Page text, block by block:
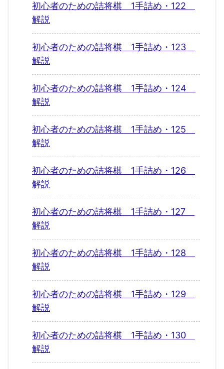
初心者のための詰将棋 1手詰め・122
解説
初心者のための詰将棋 1手詰め・123
解説
初心者のための詰将棋 1手詰め・124
解説
初心者のための詰将棋 1手詰め・125
解説
初心者のための詰将棋 1手詰め・126
解説
初心者のための詰将棋 1手詰め・127
解説
初心者のための詰将棋 1手詰め・128
解説
初心者のための詰将棋 1手詰め・129
解説
初心者のための詰将棋 1手詰め・130
解説